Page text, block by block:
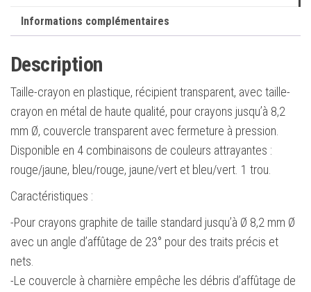
angle
23º
Informations complémentaires
Description
Taille-crayon en plastique, récipient transparent, avec taille-
crayon en métal de haute qualité, pour crayons jusqu’à 8,2
mm Ø, couvercle transparent avec fermeture à pression.
Disponible en 4 combinaisons de couleurs attrayantes :
rouge/jaune, bleu/rouge, jaune/vert et bleu/vert. 1 trou.
Caractéristiques :
-Pour crayons graphite de taille standard jusqu’à Ø 8,2 mm Ø
avec un angle d’affûtage de 23° pour des traits précis et
nets.
-Le couvercle à charnière empêche les débris d’affûtage de